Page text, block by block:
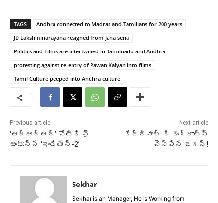
TAGS
Andhra connected to Madras and Tamilians for 200 years
JD Lakshminarayana resigned from Jana sena
Politics and Films are intertwined in Tamilnadu and Andhra
protesting against re-entry of Pawan Kalyan into films
Tamil Culture peeped into Andhra culture
Previous article
‘ఆర్ఆర్ఆర్’ పోటీకి నై
అంటున్న ‘ఇండియన్-2’
Next article
కేజ్రీవాల్ కి కంగ్రాట్స్
చెప్పిన జగన్!
Sekhar
Sekhar is an Manager, He is Working from